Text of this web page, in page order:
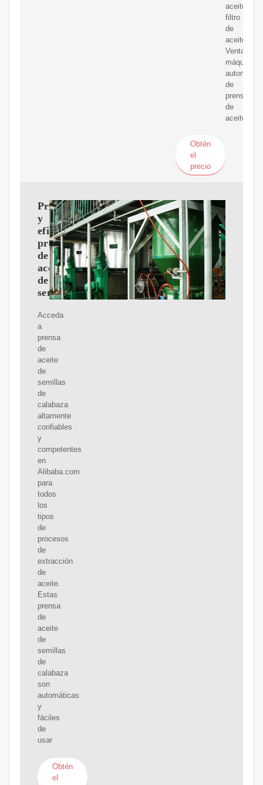
aceite,
filtro
de
aceite;
Ventaja:
máquina
automática
de
prensado
de
aceite
Obtén
el
precio
Profesional
y
eficiente
prensa
de
aceite
de
semillas
Acceda
a
prensa
de
aceite
de
semillas
de
calabaza
altamente
confiables
y
competentes
en
Alibaba.com
para
todos
los
tipos
de
procesos
de
extracción
de
aceite.
Estas
prensa
de
aceite
de
semillas
de
calabaza
son
automáticas
y
fáciles
de
usar
Obtén
el